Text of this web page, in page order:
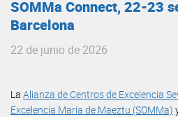
SOMMa Connect, 22-23
Barcelona
22 de junio de 2026
La Alianza de Centros de Excelencia
Excelencia María de Maeztu (SOMMa)